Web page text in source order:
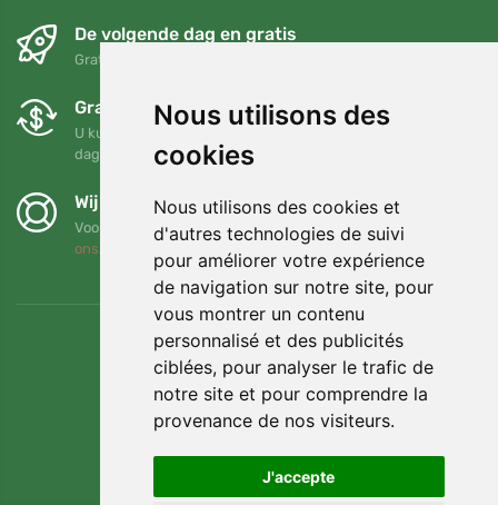
Nous utilisons des
cookies
Nous utilisons des cookies et
d'autres technologies de suivi
pour améliorer votre expérience
de navigation sur notre site, pour
vous montrer un contenu
personnalisé et des publicités
ciblées, pour analyser le trafic de
notre site et pour comprendre la
provenance de nos visiteurs.
J'accepte
De volgende dag en gratis
Gratis verzending voor bestellingen boven 95 EUR
Gratis ruilen en retourneren
U kunt uw bestelling op elk gewenst moment binnen 90
dagen retourneren of ruilen
Wij steunen Trees.org
Voor elke bestelling planten we een boom! Lees meer
ons